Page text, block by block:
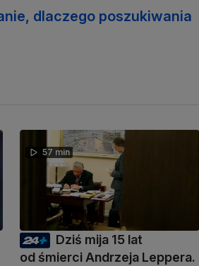
dlaczego poszukiwania
57 min
Dziś mija 15 lat
od śmierci Andrzeja Leppera.